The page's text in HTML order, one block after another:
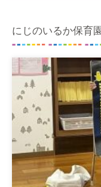
にじのいるか保育